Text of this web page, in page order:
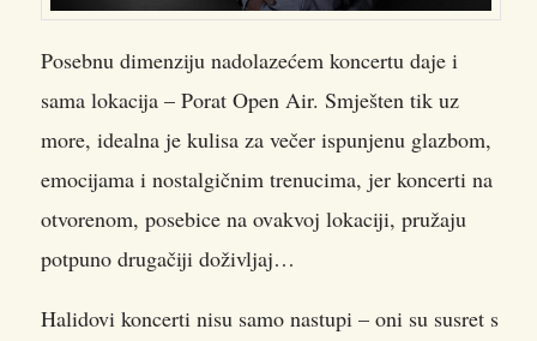
Posebnu dimenziju nadolazećem koncertu daje i
sama lokacija – Porat Open Air. Smješten tik uz
more, idealna je kulisa za večer ispunjenu glazbom,
emocijama i nostalgičnim trenucima, jer koncerti na
otvorenom, posebice na ovakvoj lokaciji, pružaju
potpuno drugačiji doživljaj…
Halidovi koncerti nisu samo nastupi – oni su susret s